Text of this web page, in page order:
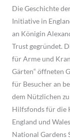
Die Geschichte
Initiative in
an Königin
Trust gegründet.
für Arme und
Gärten“ öffneten
für Besucher an
dem Nützlichen
Hilfsfonds für die
England und
National Gardens